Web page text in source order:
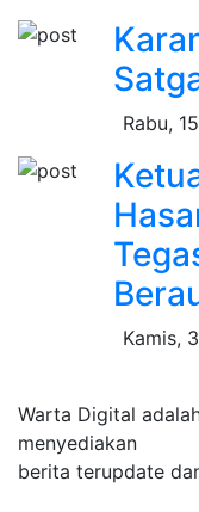
Rabu,
Kamis,
Warta Digital
menyediakan
berita terupdate